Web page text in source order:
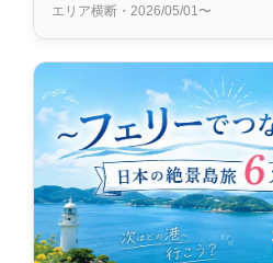
エリア横断・2026/05/01〜